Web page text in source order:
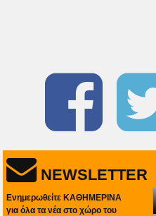
NEWSLETTER
Ενημερωθείτε ΚΑΘΗΜΕΡΙΝΑ
για όλα τα νέα στο χώρο του